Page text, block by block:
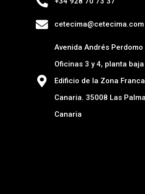
cetecima@cetecima.com
Avenida Andrés Perdomo
Oficinas 3 y 4, planta
Edificio de la Zona
Canaria. 35008 Las
Canaria